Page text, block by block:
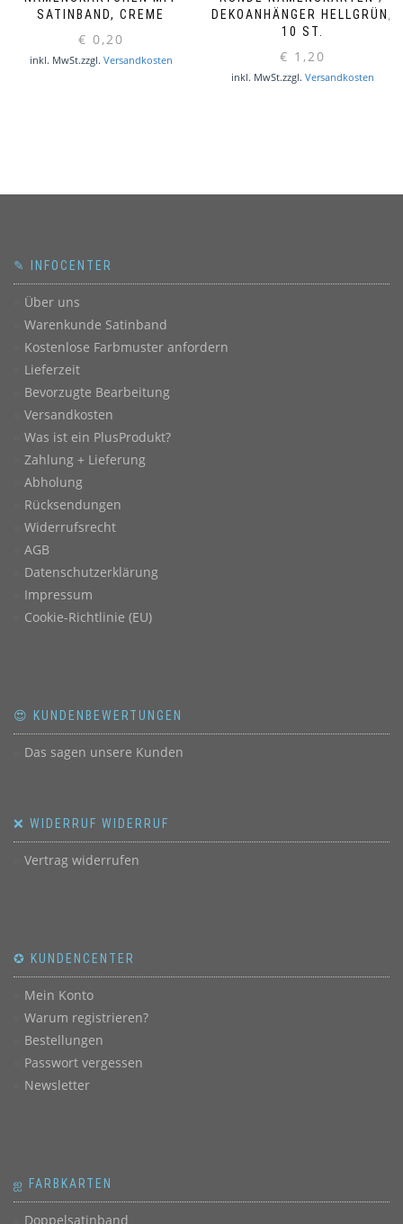
SATINBAND, CREME
€ 0,20
inkl. MwSt.zzgl. Versandkosten
DEKOANHÄNGER HELLGRÜN,
10 ST.
€ 1,20
inkl. MwSt.zzgl. Versandkosten
✎ INFOCENTER
Über uns
Warenkunde Satinband
Kostenlose Farbmuster anfordern
Lieferzeit
Bevorzugte Bearbeitung
Versandkosten
Was ist ein PlusProdukt?
Zahlung + Lieferung
Abholung
Rücksendungen
Widerrufsrecht
AGB
Datenschutzerklärung
Impressum
Cookie-Richtlinie (EU)
😍 KUNDENBEWERTUNGEN
Das sagen unsere Kunden
❌ WIDERRUF WIDERRUF
Vertrag widerrufen
✪ KUNDENCENTER
Mein Konto
Warum registrieren?
Bestellungen
Passwort vergessen
Newsletter
ஐ FARBKARTEN
Doppelsatinband